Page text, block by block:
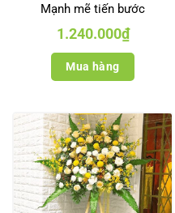
Mạnh mẽ tiến bước
1.240.000₫
Mua hàng